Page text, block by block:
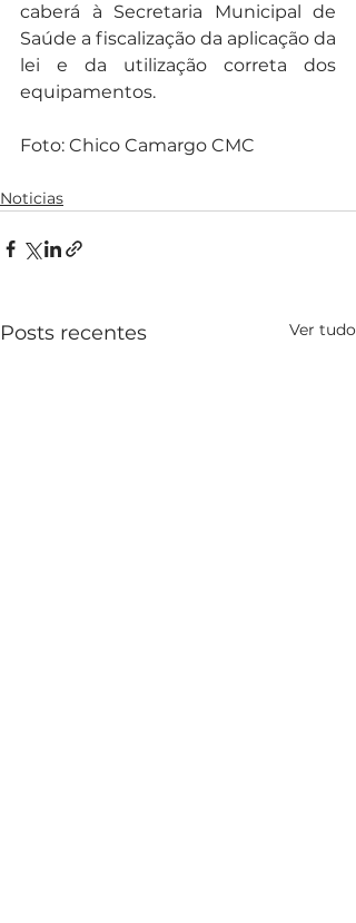
caberá à Secretaria Municipal de
Saúde a fiscalização da aplicação da
lei e da utilização correta dos
equipamentos.
Foto: Chico Camargo CMC
Noticias
Posts recentes Ver tudo